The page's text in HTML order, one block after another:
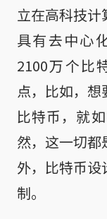
立在高科技计
具有去中心
2100万个比
点，比如，
比特币，就
然，这一切
外，比特币
制。